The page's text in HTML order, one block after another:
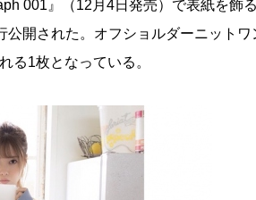
001』（12月4日発売）で表紙を飾る
公開された。オフショルダーニットワ
る1枚となっている。